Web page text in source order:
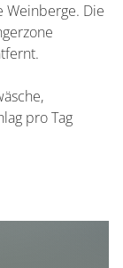
Weinberge. Die
pro Tag